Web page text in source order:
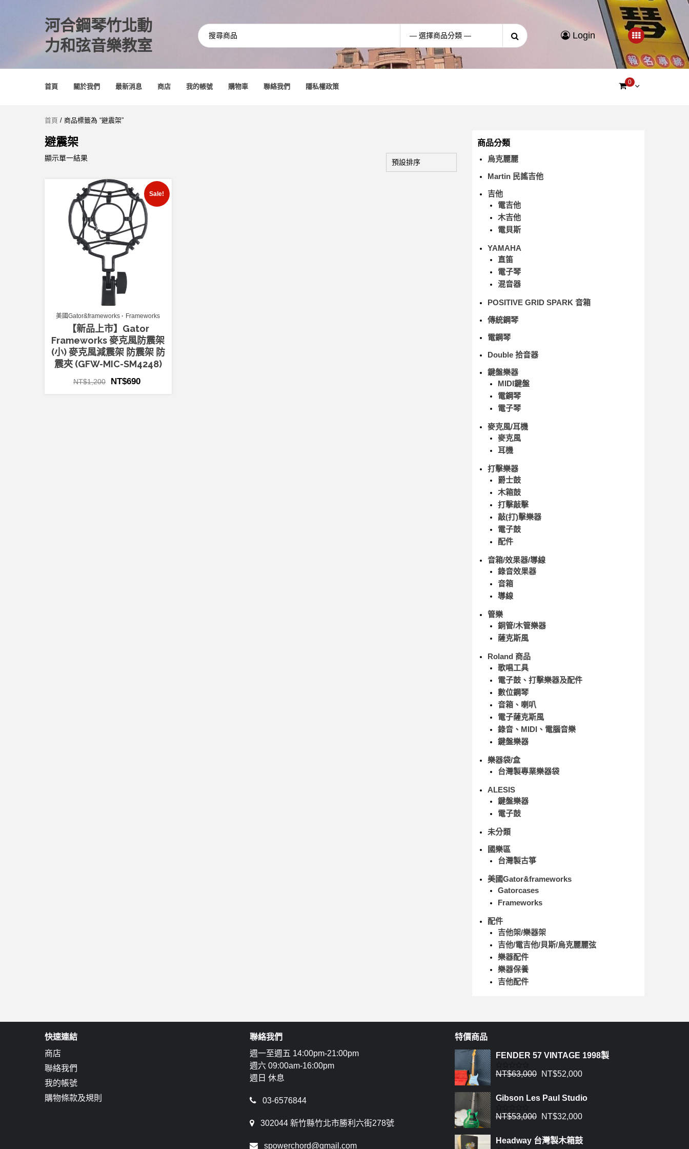
河合鋼琴竹北動
力和弦音樂教室
Login
首頁 關於我們 最新消息 商店 我的帳號 購物車 聯絡我們 隱私權政策
0
首頁 / 商品標籤為 “避震架”
避震架
顯示單一結果
Sale!
美國Gator&frameworks Frameworks
【新品上市】Gator
Frameworks 麥克風防震架
(小) 麥克風減震架 防震架 防
震夾 (GFW-MIC-SM4248)
NT$1,200 NT$690
商品分類
烏克麗麗
Martin 民謠吉他
吉他
電吉他
木吉他
電貝斯
YAMAHA
直笛
電子琴
混音器
POSITIVE GRID SPARK 音箱
傳統鋼琴
電鋼琴
Double 拾音器
鍵盤樂器
MIDI鍵盤
電鋼琴
電子琴
麥克風/耳機
麥克風
耳機
打擊樂器
爵士鼓
木箱鼓
打擊敲擊
敲(打)擊樂器
電子鼓
配件
音箱/效果器/導線
錄音效果器
音箱
導線
管樂
銅管/木管樂器
薩克斯風
Roland 商品
歌唱工具
電子鼓、打擊樂器及配件
數位鋼琴
音箱、喇叭
電子薩克斯風
錄音、MIDI、電腦音樂
鍵盤樂器
樂器袋/盒
台灣製專業樂器袋
ALESIS
鍵盤樂器
電子鼓
未分類
國樂區
台灣製古箏
美國Gator&frameworks
Gatorcases
Frameworks
配件
吉他架/樂器架
吉他/電吉他/貝斯/烏克麗麗弦
樂器配件
樂器保養
吉他配件
快速連結
商店
聯絡我們
我的帳號
購物條款及規則
聯絡我們
週一至週五 14:00pm-21:00pm
週六 09:00am-16:00pm
週日 休息
03-6576844
302044 新竹縣竹北市勝利六街278號
spowerchord@gmail.com
特價商品
FENDER 57 VINTAGE 1998製
評
分
NT$63,000 NT$52,000
Gibson Les Paul Studio
評
分
NT$53,000 NT$32,000
Headway 台灣製木箱鼓